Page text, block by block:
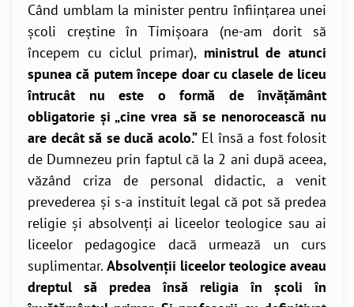
Când umblam la minister pentru înființarea unei
școli creștine în Timișoara (ne-am dorit să
începem cu ciclul primar), ministrul de atunci
spunea că putem începe doar cu clasele de liceu
întrucât nu este o formă de învățământ
obligatorie și „cine vrea să se nenorocească nu
are decât să se ducă acolo.”El însă a fost folosit
de Dumnezeu prin faptul că la 2 ani după aceea,
văzând criza de personal didactic, a venit
prevederea și s-a instituit legal că pot să predea
religie și absolvenți ai liceelor teologice sau ai
liceelor pedagogice dacă urmează un curs
suplimentar. Absolvenții liceelor teologice aveau
dreptul să predea însă religia în școli în